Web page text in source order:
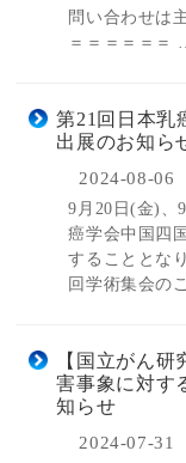
問い合わせは
＝＝＝＝＝＝
第21回日本乳
出展のお知ら
2024-08-06
9月20日(金)、
癌学会中国四
することとな
回学術集会の
【国立がん
害事象に対す
知らせ
2024-07-31